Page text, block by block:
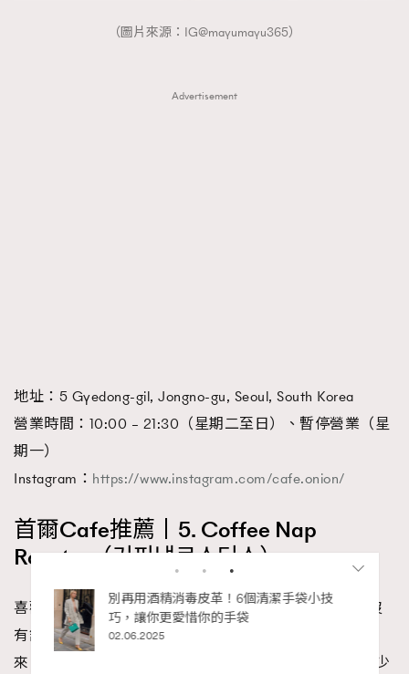
（圖片來源：IG@mayumayu365）
Advertisement
地址：5 Gyedong-gil, Jongno-gu, Seoul, South Korea
營業時間：10:00 – 21:30（星期二至日）、暫停營業（星
期一）
Instagram： https://www.instagram.com/cafe.onion/
首爾Cafe推薦丨5. Coffee Nap
Roaster（커피냅로스터스）
喜歡極簡約風的你，可走訪Coffee Nap Roaster，店裡沒
有舒適的桌椅，取而代之的是用紅磚瓦一片一片堆疊起
來，整體裝潢別具用心，正因為這樣特殊的空間，有不少